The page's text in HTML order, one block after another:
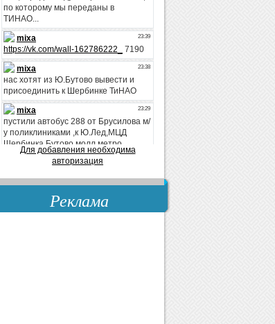
Для добавления необходима
авторизация
Реклама